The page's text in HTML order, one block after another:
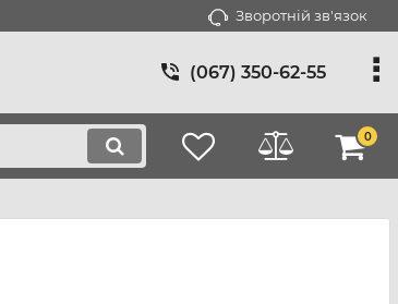
Зворотній зв'язок
(067) 350-62-55
0